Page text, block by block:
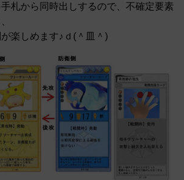
札から同時出しするので、不確定要素
楽しめます♪ｄ(＾皿＾)